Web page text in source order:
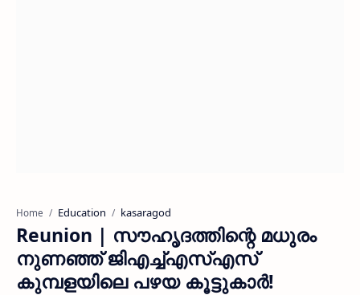
Home Education kasaragod
Reunion | സൗഹൃദത്തിന്റെ മധുരം
നുണഞ്ഞ് ജിഎച്ച്എസ്എസ്
കുമ്പളയിലെ പഴയ കൂട്ടുകാർ!